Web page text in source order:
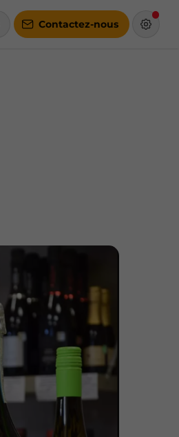
Contactez-nous